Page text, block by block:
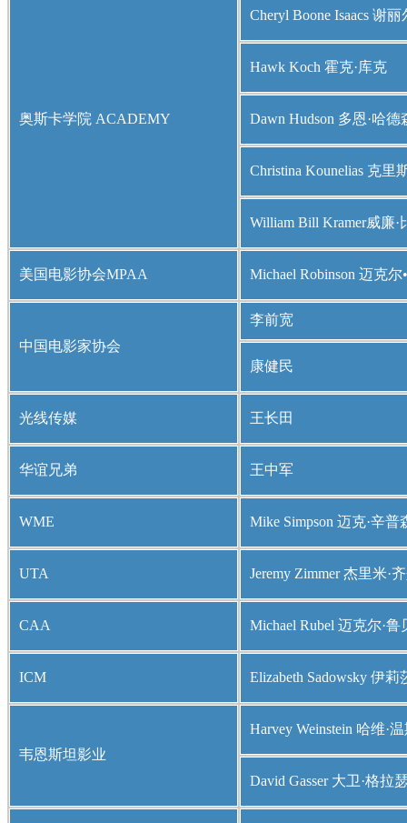
奥斯卡学院 ACADEMY
Cheryl Boone Isaacs 谢
Hawk Koch 霍克·库克
Dawn Hudson 多恩·哈德
Christina Kounelias 克里
William Bill Kramer威廉·
美国电影协会MPAA Michael Robinson 迈克尔
中国电影家协会
李前宽
康健民
光线传媒 王长田
华谊兄弟 王中军
WME Mike Simpson 迈克·辛普
UTA Jeremy Zimmer 杰里米·
CAA Michael Rubel 迈克尔·鲁
ICM Elizabeth Sadowsky 伊莉
韦恩斯坦影业
Harvey Weinstein 哈维·
David Gasser 大卫·格拉